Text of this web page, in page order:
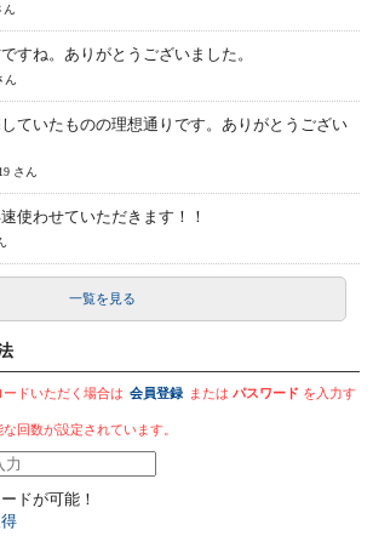
ん
すね。ありがとうございました。
ん
ていたものの理想通りです。ありがとうござい
さん
使わせていただきます！！
一覧を見る
ドいただく場合は 会員登録 またはパスワード を入力す
回数が設定されています。
ドが可能！